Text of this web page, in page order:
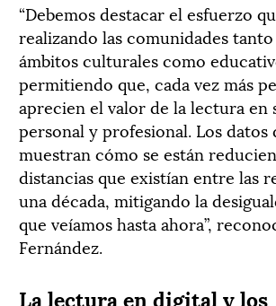
“Debemos destacar el esfuerzo
realizando las comunidades
ámbitos culturales como
permitiendo que, cada vez más
aprecien el valor de la lectura en
personal y profesional. Los
muestran cómo se están
distancias que existían entre las
una década, mitigando la
que veíamos hasta ahora”,
Fernández.
La lectura en digital y los